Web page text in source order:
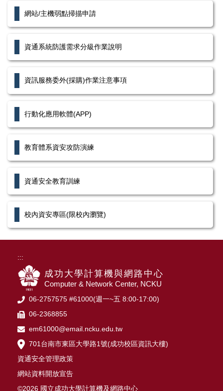
網站/主機弱點掃描申請
資通系統防護需求分級作業說明
資訊服務委外(採購)作業注意事項
行動化應用軟體(APP)
教育體系資安攻防演練
資通安全教育訓練
校內資安專區(限校內瀏覽)
:::
成功大學計算機與網路中心
Computer & Network Center, NCKU
06-2757575 #61000(週一~五 8:00-17:00)
06-2368855
em61000@email.ncku.edu.tw
701台南市東區大學路1號(成功校區資訊大樓)
資通安全管理政策
網站資料開放宣告
©2026 國立成功大學計算機及網路中心